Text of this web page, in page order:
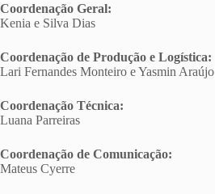
Coordenação Geral:
Kenia e Silva Dias
Coordenação de Produção e Logística:
Lari Fernandes Monteiro e Yasmin Araújo
Coordenação Técnica:
Luana Parreiras
Coordenação de Comunicação:
Mateus Cyerre